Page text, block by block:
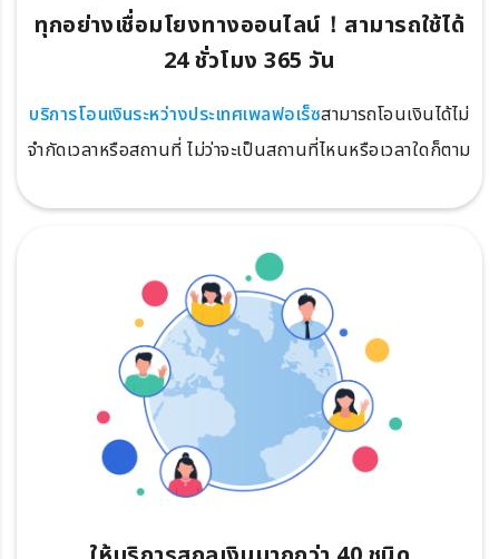
ทุกอย่างเชื่อมโยงทางออนไลน์！สามารถใช้ได้
24 ชั่วโมง 365 วัน
บริการโอนเงินระหว่างประเทศเพลฟอเร็ซสามารถโอนเงินได้ไม่
จำกัดเวลาหรือสถานที่ ไม่ว่าจะเป็นสถานที่ไหนหรือเวลาใดก็ตาม